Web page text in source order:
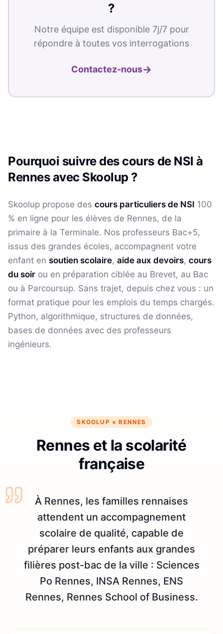
?
Notre équipe est disponible 7j/7 pour
répondre à toutes vos interrogations
Contactez-nous→
Pourquoi suivre des cours de NSI à
Rennesavec Skoolup ?
Skoolup propose des cours particuliers de NSI 100
% en ligne pour les élèves de Rennes, de la
primaire à la Terminale. Nos professeurs Bac+5,
issus des grandes écoles, accompagnent votre
enfant en soutien scolaire, aide aux devoirs, cours
du soir ou en préparation ciblée au Brevet, au Bac
ou à Parcoursup. Sans trajet, depuis chez vous : un
format pratique pour les emplois du temps chargés.
Python, algorithmique, structures de données,
bases de données avec des professeurs
ingénieurs.
SKOOLUP ×RENNES
Rennes et la scolarité
française
À Rennes, les familles rennaises
attendent un accompagnement
scolaire de qualité, capable de
préparer leurs enfants aux grandes
filières post-bac de la ville : Sciences
Po Rennes, INSA Rennes, ENS
Rennes, Rennes School of Business.